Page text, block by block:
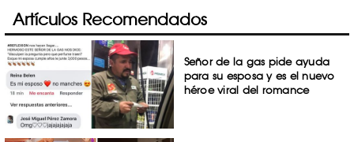
Artículos Recomendados
Señor de la gas pide ayuda
para su esposa y es el nuevo
héroe viral del romance